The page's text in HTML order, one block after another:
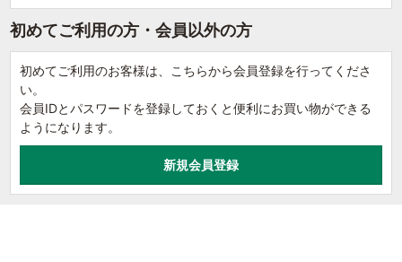
初めてご利用の方・会員以外の方
初めてご利用のお客様は、こちらから会員登録を行ってくださ
い。
会員IDとパスワードを登録しておくと便利にお買い物ができる
ようになります。